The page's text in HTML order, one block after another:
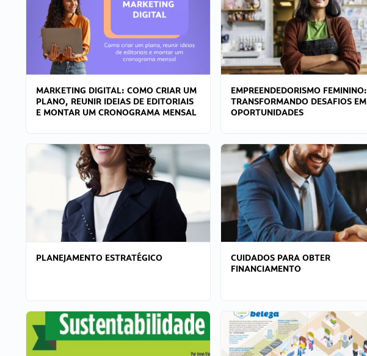
MARKETING DIGITAL: COMO CRIAR UM
PLANO, REUNIR IDEIAS DE EDITORIAIS
E MONTAR UM CRONOGRAMA MENSAL
EMPREENDEDORISMO FEMININO:
TRANSFORMANDO DESAFIOS EM
OPORTUNIDADES
PLANEJAMENTO ESTRATÉGICO
CUIDADOS PARA OBTER
FINANCIAMENTO